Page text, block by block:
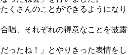
くさんのことができるようになり
唱、それぞれの得意なことを披露
ったね！」とやりきった表情をし